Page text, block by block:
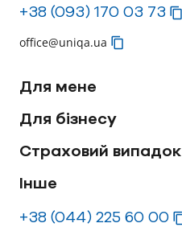
+38 (093) 170 03 73
office@uniqa.ua
Для мене
Для бізнесу
Страховий випадок
Інше
+38 (044) 225 60 00